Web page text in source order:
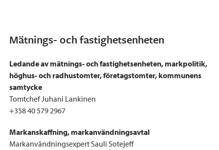
Mätnings- och fastighetsenheten
Ledande av mätnings- och fastighetsenheten, markpolitik,
höghus- och radhustomter, företagstomter, kommunens
samtycke
Tomtchef Juhani Lankinen
+358 40 579 2967
Markanskaffning, markanvändningsavtal
Markanvändningsexpert Sauli Sotejeff